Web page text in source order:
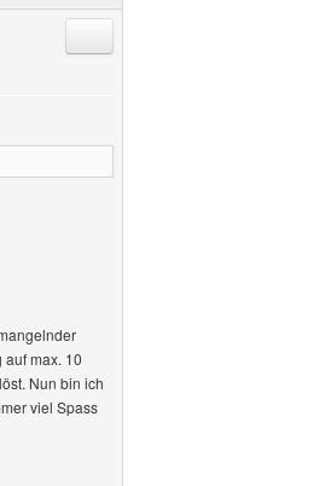
max. 10
Nun bin ich
viel Spass